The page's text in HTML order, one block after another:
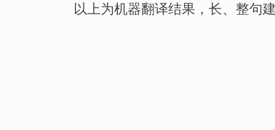
以上为机器翻译结果，长、整句